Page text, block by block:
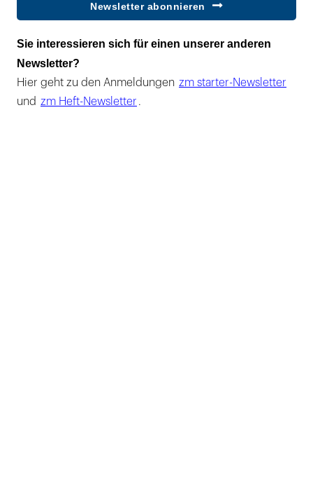
Newsletter abonnieren
Sie interessieren sich für einen unserer anderen
Newsletter?
Hier geht zu den Anmeldungen zm starter-Newsletter
und zm Heft-Newsletter .